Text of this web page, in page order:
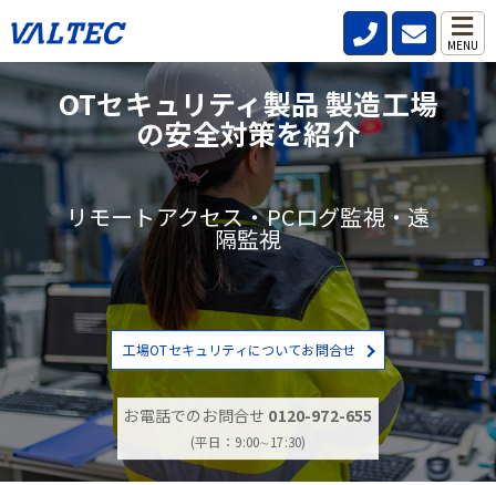
MENU
OTセキュリティ製品 製造工場
の安全対策を紹介
リモートアクセス・PCログ監視・遠
隔監視
工場OTセキュリティについてお問合せ
お電話でのお問合せ 0120-972-655
(平日：9:00∼17:30)